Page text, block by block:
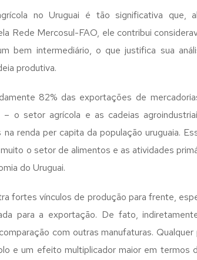
no Uruguai é tão significativa que,
Rede Mercosul-FAO, ele contribui
bem intermediário, o que justifica sua
produtiva.
82% das exportações de
– o setor agrícola e as cadeias
renda per capita da população uruguaia.
o setor de alimentos e as atividades
do Uruguai.
fortes vínculos de produção para frente,
para a exportação. De fato,
com outras manufaturas.
e um efeito multiplicador maior em termos